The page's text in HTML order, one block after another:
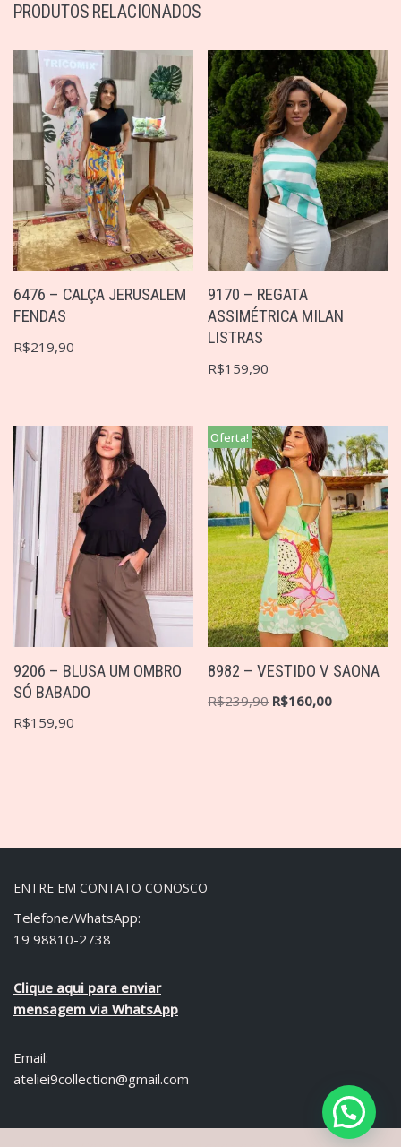
PRODUTOS RELACIONADOS
6476 – CALÇA JERUSALEM
FENDAS
R$219,90
9170 – REGATA
ASSIMÉTRICA MILAN
LISTRAS
R$159,90
9206 – BLUSA UM OMBRO
SÓ BABADO
R$159,90
Oferta!
8982 – VESTIDO V SAONA
R$239,90 R$160,00
ENTRE EM CONTATO CONOSCO
Telefone/WhatsApp:
19 98810-2738
Clique aqui para enviar
mensagem via WhatsApp
Email:
ateliei9collection@gmail.com